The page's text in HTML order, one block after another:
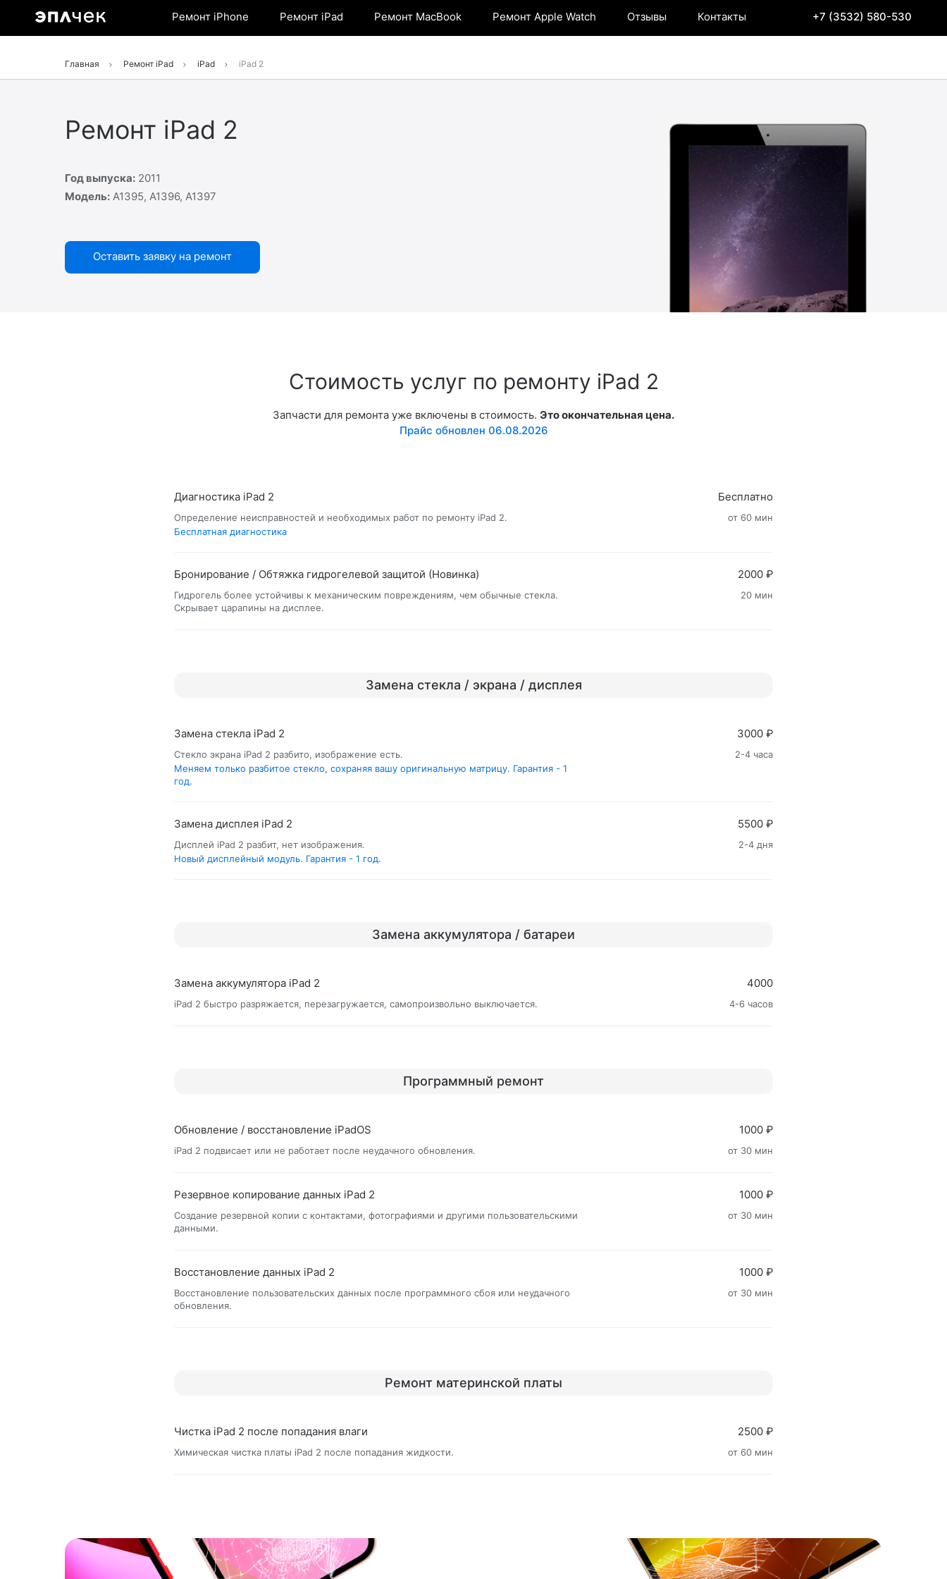
Ремонт iPhone Ремонт iPad Ремонт MacBook Ремонт Apple Watch Отзывы Контакты +7 (3532) 580-530
Главная Ремонт iPad iPad iPad 2
Ремонт iPad 2
Год выпуска: 2011
Модель: A1395, A1396, A1397
Оставить заявку на ремонт
Стоимость услуг по ремонту iPad 2
Запчасти для ремонта уже включены в стоимость. Это окончательная цена.
Прайс обновлен 06.08.2026
Диагностика iPad 2
Определение неисправностей и необходимых работ по ремонту iPad 2.
Бесплатная диагностика
Бесплатно
от 60 мин
Бронирование / Обтяжка гидрогелевой защитой (Новинка)
Гидрогель более устойчивы к механическим повреждениям, чем обычные стекла.
Cкрывает царапины на дисплее.
2000 ₽
20 мин
Замена стекла / экрана / дисплея
Замена стекла iPad 2
Стекло экрана iPad 2 разбито, изображение есть.
Меняем только разбитое стекло, сохраняя вашу оригинальную матрицу. Гарантия - 1
год.
3000 ₽
2-4 часа
Замена дисплея iPad 2
Дисплей iPad 2 разбит, нет изображения.
Новый дисплейный модуль. Гарантия - 1 год.
5500 ₽
2-4 дня
Замена аккумулятора / батареи
Замена аккумулятора iPad 2
iPad 2 быстро разряжается, перезагружается, самопроизвольно выключается.
4000
4-6 часов
Программный ремонт
Обновление / восстановление iPadOS
iPad 2 подвисает или не работает после неудачного обновления.
1000 ₽
от 30 мин
Резервное копирование данных iPad 2
Создание резервной копии с контактами, фотографиями и другими пользовательскими
данными.
1000 ₽
от 30 мин
Восстановление данных iPad 2
Восстановление пользовательских данных после программного сбоя или неудачного
обновления.
1000 ₽
от 30 мин
Ремонт материнской платы
Чистка iPad 2 после попадания влаги
Химическая чистка платы iPad 2 после попадания жидкости.
2500 ₽
от 60 мин